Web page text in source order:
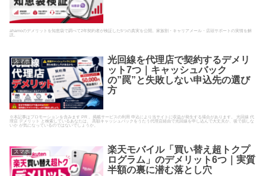
ahamoのデメリットを知恵袋で調べて2年契約者が検証した5つの真実を公開。家族割・キャリアメール・店頭サポートの実情を解
説。
スマホ
光回線を代理店で契約するデメリ
ット7つ｜キャッシュバック
の”罠”と失敗しない申込先の選び
方
※本記事はプロモーションを含みます PR 。掲載サービスの利用 申込により当サイトに収益が発生する場合があります。 光回線 代
理店 デメリット と検索しているあなたは、 高額キャッシュバックをうたう代理店経由で光回線を申し込んで大丈夫か、後で損しな
いか が気になっているのではないでしょうか。
スマホ
楽天モバイル「買い替え超トクプ
ログラム」のデメリット6つ｜実質
半額の裏に潜む落とし穴